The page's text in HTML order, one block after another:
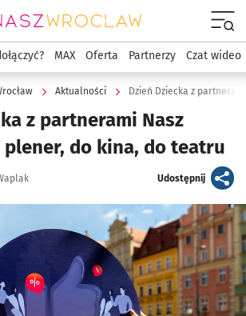
MAX Oferta Partnerzy Czat wideo
Aktualności Dzień Dziecka z
z partnerami Nasz
plener, do kina, do teatru
Udostępnijartykuł